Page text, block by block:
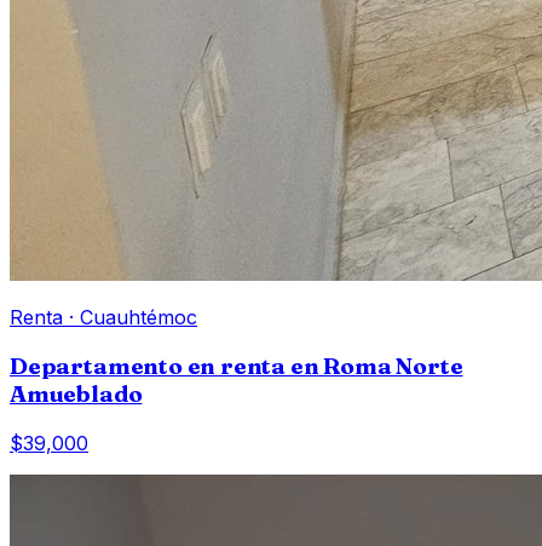
Renta · Cuauhtémoc
Departamento en renta en Roma Norte
Amueblado
$39,000